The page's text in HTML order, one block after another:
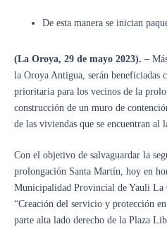
De esta manera se inician
(La Oroya, 29 de mayo 2023). –
la Oroya Antigua, serán beneficiadas
prioritaria para los vecinos de la
construcción de un muro de
de las viviendas que se encuentran al
Con el objetivo de salvaguardar la
prolongación Santa Martín, hoy en
Municipalidad Provincial de Yauli
“Creación del servicio y protección
parte alta lado derecho de la Plaza